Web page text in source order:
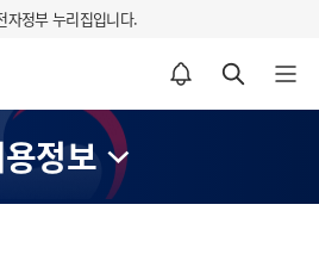
자정부 누리집입니다.
알림설정 바로가기 검색 바로가기 메뉴 열기
정보